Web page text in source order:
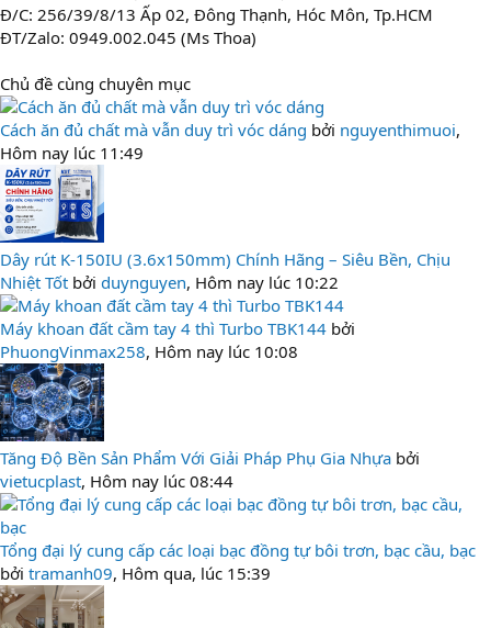
Đ/C: 256/39/8/13 Ấp 02, Đông Thạnh, Hóc Môn, Tp.HCM
ĐT/Zalo: 0949.002.045 (Ms Thoa)
Chủ đề cùng chuyên mục
Cách ăn đủ chất mà vẫn duy trì vóc dáng bởi nguyenthimuoi,
Hôm nay lúc 11:49
Dây rút K-150IU (3.6x150mm) Chính Hãng – Siêu Bền, Chịu
Nhiệt Tốt bởi duynguyen, Hôm nay lúc 10:22
Máy khoan đất cầm tay 4 thì Turbo TBK144 bởi
PhuongVinmax258, Hôm nay lúc 10:08
Tăng Độ Bền Sản Phẩm Với Giải Pháp Phụ Gia Nhựa bởi
vietucplast, Hôm nay lúc 08:44
Tổng đại lý cung cấp các loại bạc đồng tự bôi trơn, bạc cầu, bạc
bởi tramanh09, Hôm qua, lúc 15:39